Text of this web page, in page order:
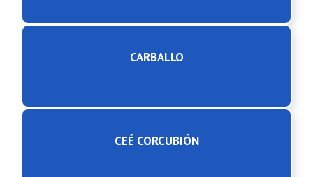
CARBALLO
CEÉ CORCUBIÓN